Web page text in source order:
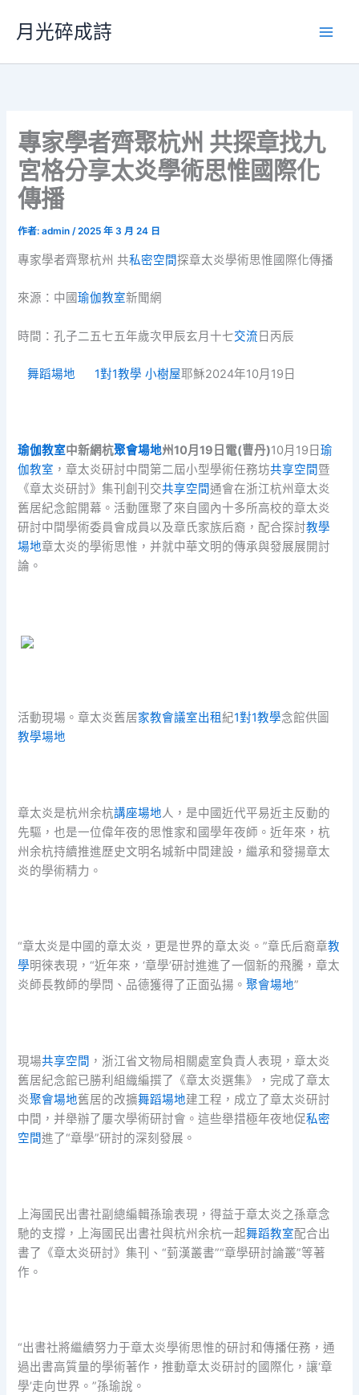
要
月光碎成詩
專家學者齊聚杭州 共探章找九
宮格分享太炎學術思惟國際化
傳播
作者:admin/2025 年 3 月 24 日
專家學者齊聚杭州 共私密空間探章太炎學術思惟國際化傳播
來源：中國瑜伽教室新聞網
時間：孔子二五七五年歲次甲辰玄月十七交流 日丙辰
舞蹈場地 1對1教學 小樹屋耶穌2024年10月19日
瑜伽教室中新網杭聚會場地州10月19日電(曹丹)10月19日瑜
伽教室 ，章太炎研討中間第二屆小型學術任務坊共享空間暨
《章太炎研討》集刊創刊交共享空間通會在浙江杭州章太炎
舊居紀念館開幕。活動匯聚了來自國內十多所高校的章太炎
研討中間學術委員會成員以及章氏家族后裔，配合探討教學
場地章太炎的學術思惟，并就中華文明的傳承與發展展開討
論。
活動現場。章太炎舊居家教會議室出租 紀1對1教學念館供圖
教學場地
章太炎是杭州余杭講座場地 人，是中國近代平易近主反動的
先驅，也是一位偉年夜的思惟家和國學年夜師。近年來，杭
州余杭持續推進歷史文明名城新中間建設，繼承和發揚章太
炎的學術精力。
“章太炎是中國的章太炎，更是世界的章太炎。”章氏后裔章教
學明徠表現，“近年來，‘章學’研討進進了一個新的飛騰，章太
炎師長教師的學問、品德獲得了正面弘揚。聚會場地”
現場共享空間 ，浙江省文物局相關處室負責人表現，章太炎
舊居紀念館已勝利組織編撰了《章太炎選集》，完成了章太
炎聚會場地舊居的改擴舞蹈場地建工程，成立了章太炎研討
中間，并舉辦了屢次學術研討會。這些舉措極年夜地促私密
空間進了“章學”研討的深刻發展。
上海國民出書社副總編輯孫瑜表現，得益于章太炎之孫章念
馳的支撐，上海國民出書社與杭州余杭一起舞蹈教室配合出
書了《章太炎研討》集刊、“菿漢叢書”“章學研討論叢”等著
作。
“出書社將繼續努力于章太炎學術思惟的研討和傳播任務，通
過出書高質量的學術著作，推動章太炎研討的國際化，讓‘章
學’走向世界。”孫瑜說。